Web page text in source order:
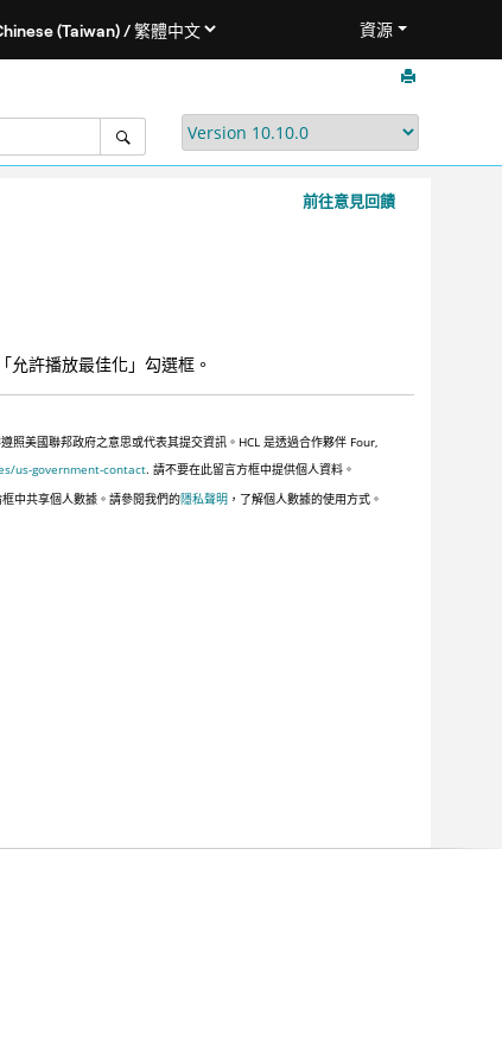
資源
前往意見回饋
許播放最佳化」勾選框。
照美國聯邦政府之意思或代表其提交資訊。HCL 是透過合作夥伴 Four,
us-government-contact. 請不要在此留言方框中提供個人資料。
中共享個人數據。請參閱我們的隱私聲明 ，了解個人數據的使用方式。